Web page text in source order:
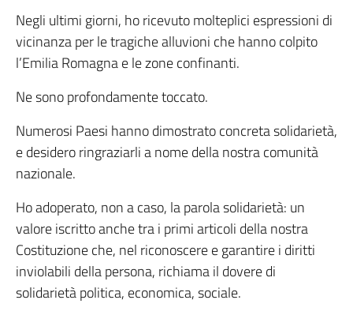
Negli ultimi giorni, ho ricevuto molteplici espressioni di
vicinanza per le tragiche alluvioni che hanno colpito
l’Emilia Romagna e le zone confinanti.
Ne sono profondamente toccato.
Numerosi Paesi hanno dimostrato concreta solidarietà,
e desidero ringraziarli a nome della nostra comunità
nazionale.
Ho adoperato, non a caso, la parola solidarietà: un
valore iscritto anche tra i primi articoli della nostra
Costituzione che, nel riconoscere e garantire i diritti
inviolabili della persona, richiama il dovere di
solidarietà politica, economica, sociale.